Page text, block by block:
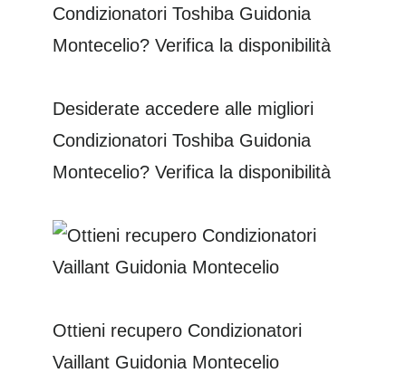
Desiderate accedere alle migliori
Condizionatori Toshiba Guidonia
Montecelio? Verifica la disponibilità
Ottieni recupero Condizionatori
Vaillant Guidonia Montecelio